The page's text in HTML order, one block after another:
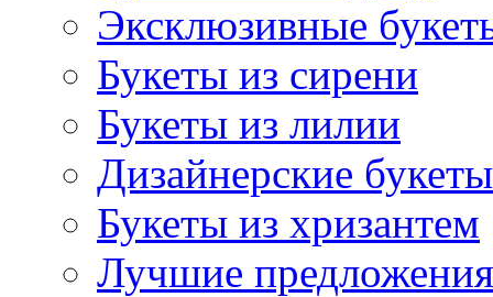
Эксклюзивные
Букеты из сирени
Букеты из лилии
Дизайнерские
Букеты из хризантем
Лучшие предложения